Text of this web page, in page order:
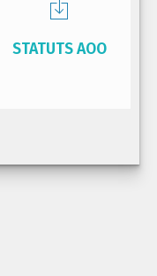
STATUTS AOO